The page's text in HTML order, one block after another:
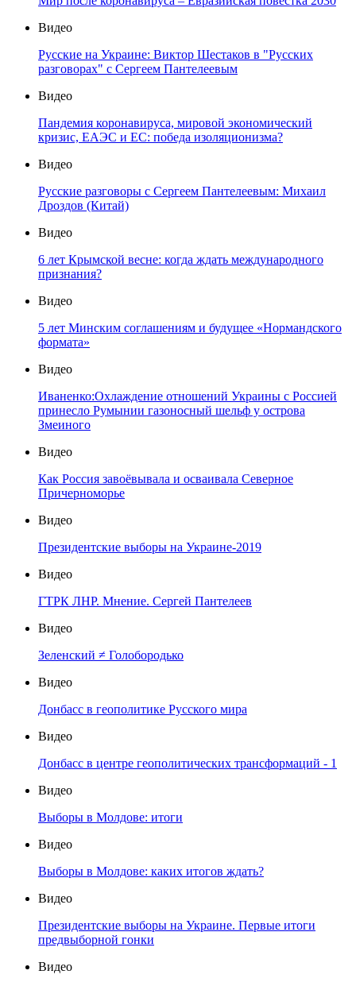
Видео
Русские на Украине: Виктор Шестаков в "Русских
разговорах" с Сергеем Пантелеевым
Видео
Пандемия коронавируса, мировой экономический
кризис, ЕАЭС и ЕС: победа изоляционизма?
Видео
Русские разговоры с Сергеем Пантелеевым: Михаил
Дроздов (Китай)
Видео
6 лет Крымской весне: когда ждать международного
признания?
Видео
5 лет Минским соглашениям и будущее «Нормандского
формата»
Видео
Иваненко:Охлаждение отношений Украины с Россией
принесло Румынии газоносный шельф у острова
Змеиного
Видео
Как Россия завоёвывала и осваивала Северное
Причерноморье
Видео
Президентские выборы на Украине-2019
Видео
ГТРК ЛНР. Мнение. Сергей Пантелеев
Видео
Зеленский ≠ Голобородько
Видео
Донбасс в геополитике Русского мира
Видео
Донбасс в центре геополитических трансформаций - 1
Видео
Выборы в Молдове: итоги
Видео
Выборы в Молдове: каких итогов ждать?
Видео
Президентские выборы на Украине. Первые итоги
предвыборной гонки
Видео